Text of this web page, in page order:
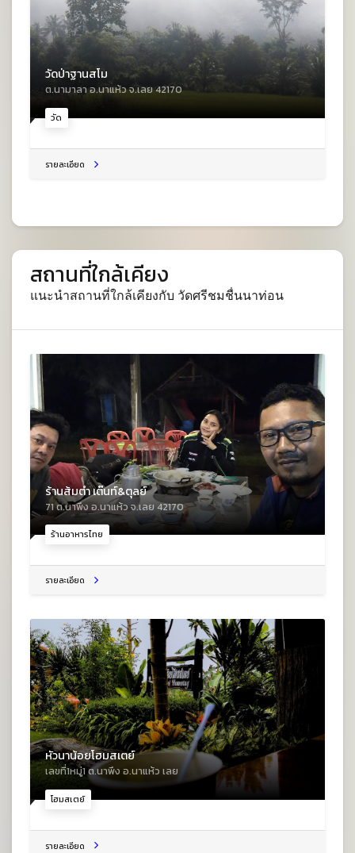
วัด
วัดป่าฐานสโม
ต.นามาลา อ.นาแห้ว จ.เลย 42170
รายละเอียด
สถานที่ใกล้เคียง
แนะนำสถานที่ใกล้เคียงกับ วัดศรีชมชื่นนาท่อน
ร้านอาหารไทย
ร้านส้มตำ เต๊นท์&ตุลย์
71 ต.นาพึง อ.นาแห้ว จ.เลย 42170
รายละเอียด
โฮมสเตย์
หัวนาน้อยโฮมสเตย์
เลขที่1หมู่1 ต.นาพึง อ.นาแห้ว เลย
รายละเอียด